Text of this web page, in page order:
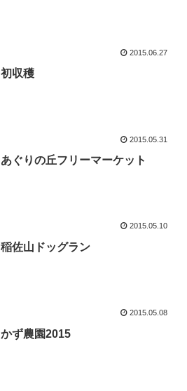
2015.06.27
初収穫
2015.05.31
あぐりの丘フリーマーケット
2015.05.10
稲佐山ドッグラン
2015.05.08
かず農園2015